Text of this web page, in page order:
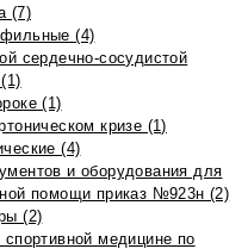
(7)
(4)
сердечно-сосудистой
(1)
кризе (1)
(4)
и оборудования для
помощи приказ №923н (2)
(2)
медицине по